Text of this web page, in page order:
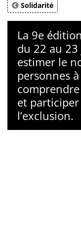
Solidarité
La 9e
du 22 au 23
estimer le
personnes
et
l’exclusion.